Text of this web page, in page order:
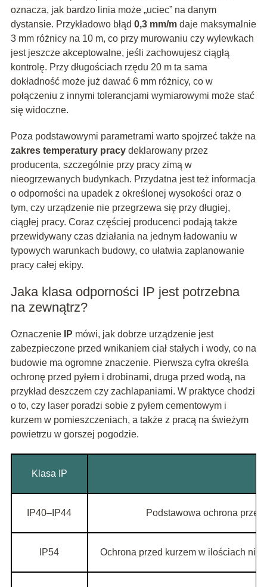
oznacza, jak bardzo linia może „uciec” na danym
dystansie. Przykładowo błąd 0,3 mm/mdaje maksymalnie
3 mm różnicy na 10 m, co przy murowaniu czy wylewkach
jest jeszcze akceptowalne, jeśli zachowujesz ciągłą
kontrolę. Przy długościach rzędu 20 m ta sama
dokładność może już dawać 6 mm różnicy, co w
połączeniu z innymi tolerancjami wymiarowymi może stać
się widoczne.
Poza podstawowymi parametrami warto spojrzeć także na
zakres temperatury pracydeklarowany przez
producenta, szczególnie przy pracy zimą w
nieogrzewanych budynkach. Przydatna jest też informacja
o odporności na upadek z określonej wysokości oraz o
tym, czy urządzenie nie przegrzewa się przy długiej,
ciągłej pracy. Coraz częściej producenci podają także
przewidywany czas działania na jednym ładowaniu w
typowych warunkach budowy, co ułatwia zaplanowanie
pracy całej ekipy.
Jaka klasa odporności IP jest potrzebna
na zewnątrz?
Oznaczenie IP mówi, jak dobrze urządzenie jest
zabezpieczone przed wnikaniem ciał stałych i wody, co na
budowie ma ogromne znaczenie. Pierwsza cyfra określa
ochronę przed pyłem i drobinami, druga przed wodą, na
przykład deszczem czy zachlapaniami. W praktyce chodzi
o to, czy laser poradzi sobie z pyłem cementowym i
kurzem w pomieszczeniach, a także z pracą na świeżym
powietrzu w gorszej pogodzie.
Klasa IP
IP40–IP44 Podstawowa ochrona
IP54 Ochrona przed kurzem w ilościach